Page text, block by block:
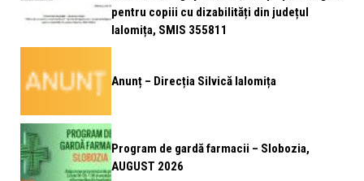
pentru copiii cu dizabilități din județul
Ialomița, SMIS 355811
Anunț – Direcția Silvică Ialomița
Program de gardă farmacii – Slobozia,
AUGUST 2026